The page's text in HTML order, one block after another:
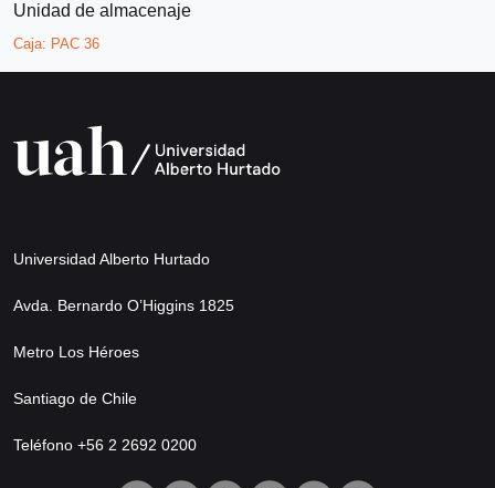
Unidad de almacenaje
Caja: PAC 36
Universidad Alberto Hurtado
Avda. Bernardo O’Higgins 1825
Metro Los Héroes
Santiago de Chile
Teléfono +56 2 2692 0200